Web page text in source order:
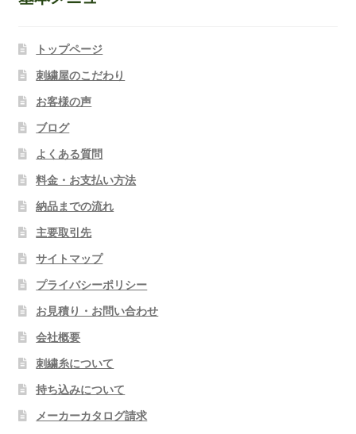
トップページ
刺繍屋のこだわり
お客様の声
ブログ
よくある質問
料金・お支払い方法
納品までの流れ
主要取引先
サイトマップ
プライバシーポリシー
お見積り・お問い合わせ
会社概要
刺繍糸について
持ち込みについて
メーカーカタログ請求